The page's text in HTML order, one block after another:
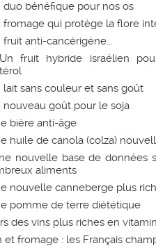
duo bénéfique pour nos os
fromage qui protège la flore
fruit anti-cancérigène...
Un fruit hybride israélien
lait sans couleur et sans goût
nouveau goût pour le soja
bière anti-âge
huile de canola (colza)
nouvelle base de données
aliments
nouvelle canneberge plus
pomme de terre diététique
des vins plus riches en
et fromage : les Français